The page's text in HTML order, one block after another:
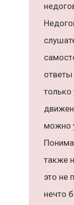
только
можно
также
это не
нечто